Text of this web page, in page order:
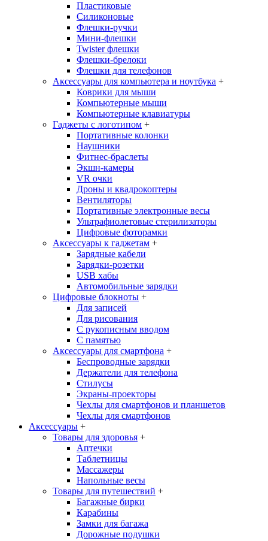
Пластиковые
Силиконовые
Флешки-ручки
Мини-флешки
Twister флешки
Флешки-брелоки
Флешки для телефонов
Аксессуары для компьютера и ноутбука +
Коврики для мыши
Компьютерные мыши
Компьютерные клавиатуры
Гаджеты с логотипом +
Портативные колонки
Наушники
Фитнес-браслеты
Экшн-камеры
VR очки
Дроны и квадрокоптеры
Вентиляторы
Портативные электронные весы
Ультрафиолетовые стерилизаторы
Цифровые фоторамки
Аксессуары к гаджетам +
Зарядные кабели
Зарядки-розетки
USB хабы
Автомобильные зарядки
Цифровые блокноты +
Для записей
Для рисования
С рукописным вводом
С памятью
Аксессуары для смартфона +
Беспроводные зарядки
Держатели для телефона
Стилусы
Экраны-проекторы
Чехлы для смартфонов и планшетов
Чехлы для смартфонов
Аксессуары +
Товары для здоровья +
Аптечки
Таблетницы
Массажеры
Напольные весы
Товары для путешествий +
Багажные бирки
Карабины
Замки для багажа
Дорожные подушки